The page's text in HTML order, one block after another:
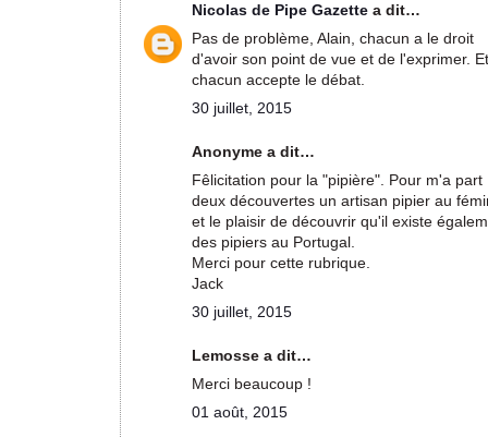
Nicolas de Pipe Gazette a dit…
Pas de problème, Alain, chacun a le droit
d'avoir son point de vue et de l'exprimer. Et
chacun accepte le débat.
30 juillet, 2015
Anonyme a dit…
Fêlicitation pour la "pipière". Pour m'a part
deux découvertes un artisan pipier au
et le plaisir de découvrir qu'il existe
des pipiers au Portugal.
Merci pour cette rubrique.
Jack
30 juillet, 2015
Lemosse a dit…
Merci beaucoup !
01 août, 2015